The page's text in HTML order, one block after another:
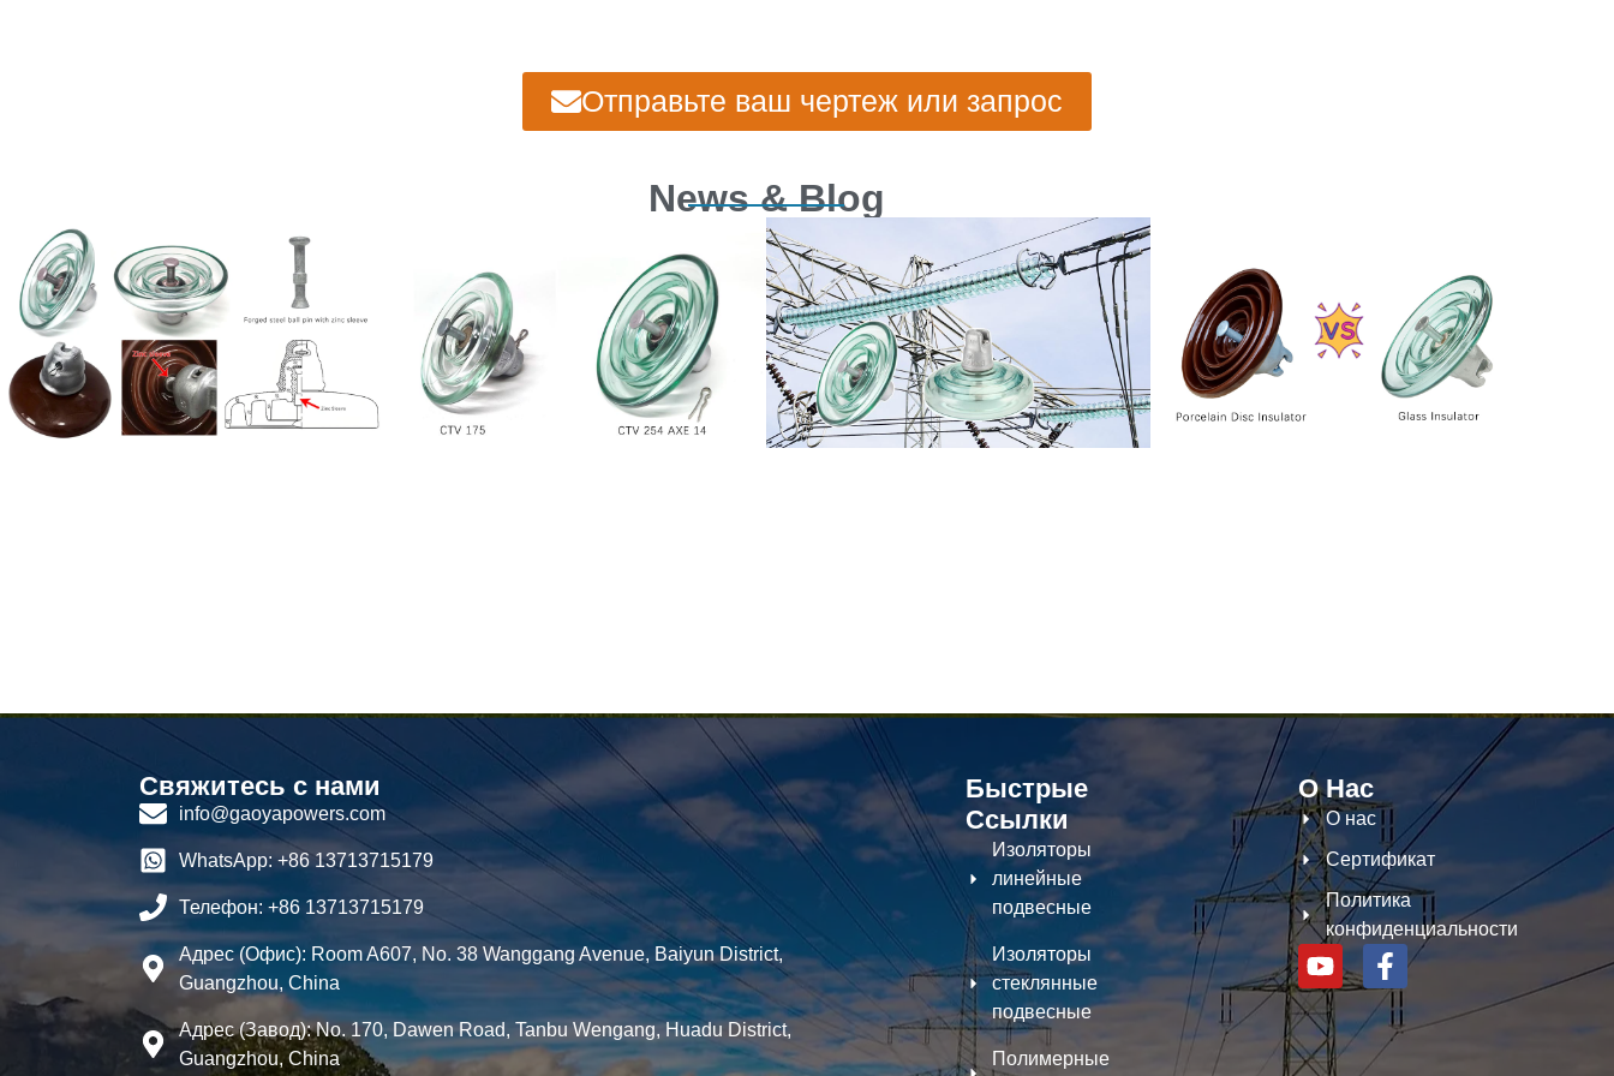
Отправьте ваш чертеж или запрос
News & Blog
Свяжитесь с нами
info@gaoyapowers.com
WhatsApp: +86 13713715179
Телефон: +86 13713715179
Адрес (Офис): Room A607, No. 38 Wanggang Avenue, Baiyun District,
Guangzhou, China
Адрес (Завод): No. 170, Dawen Road, Tanbu Wengang, Huadu District,
Guangzhou, China
Быстрые
Ссылки
Изоляторы
линейные
подвесные
Изоляторы
стеклянные
подвесные
Полимерные
О Нас
О нас
Сертификат
Политика
конфиденциальности